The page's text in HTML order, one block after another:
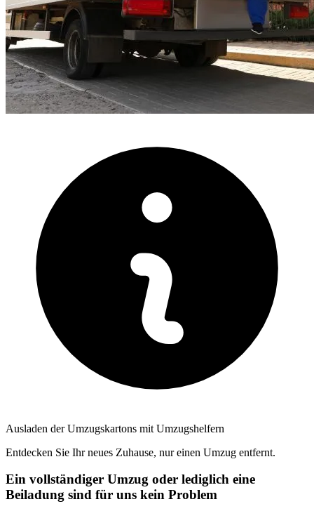
Ausladen der Umzugskartons mit Umzugshelfern
Entdecken Sie Ihr neues Zuhause, nur einen Umzug entfernt.
Ein vollständiger Umzug oder lediglich eine
Beiladung sind für uns kein Problem